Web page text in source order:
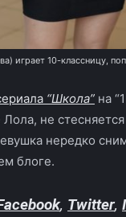
играет 10-классницу,
“Школа” на
не
нередко
блоге.
, Twitter,